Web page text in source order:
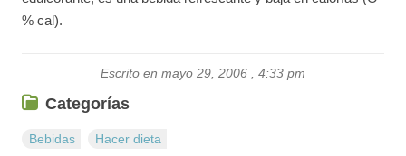
% cal).
Escrito en mayo 29, 2006 , 4:33 pm
Categorías
Bebidas Hacer dieta